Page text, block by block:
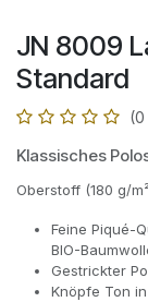
JN 8009
Standard
(0
Klassisches
Oberstoff (180 g/
Feine Piqué-
BIO-
Gestrickter
Knöpfe Ton